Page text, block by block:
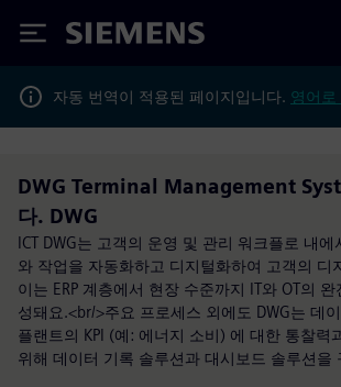
Siemens
자동 번역이 적용된 페이지입니다. 영어로
DWG Terminal Management
다. DWG
ICT DWG는 고객의 운영 및 관리 워크플로 내
와 작업을 자동화하고 디지털화하여 고객의 디
이는 ERP 계층에서 현장 수준까지 IT와 OT의
성돼요.<br/>주요 프로세스 외에도 DWG는 데
플랜트의 KPI (예: 에너지 소비) 에 대한 통찰력
위해 데이터 기록 솔루션과 대시보드 솔루션을